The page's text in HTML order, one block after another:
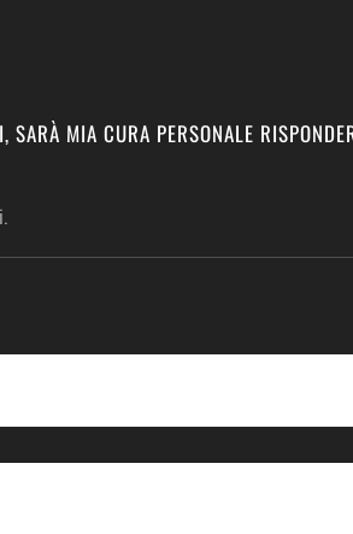
SARÀ MIA CURA PERSONALE